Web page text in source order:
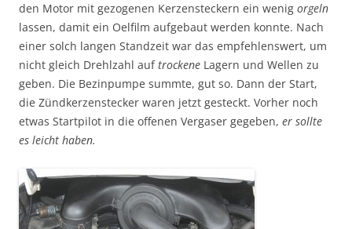
den Motor mit gezogenen Kerzensteckern ein wenig orgeln
lassen, damit ein Oelfilm aufgebaut werden konnte. Nach
einer solch langen Standzeit war das empfehlenswert, um
nicht gleich Drehlzahl auftrockene Lagern und Wellen zu
geben. Die Bezinpumpe summte, gut so. Dann der Start,
die Zündkerzenstecker waren jetzt gesteckt. Vorher noch
etwas Startpilot in die offenen Vergaser gegeben, er sollte
es leicht haben.